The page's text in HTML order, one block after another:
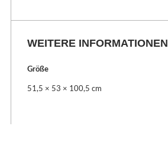
WEITERE INFORMATIONEN
Größe
51,5 × 53 × 100,5 cm